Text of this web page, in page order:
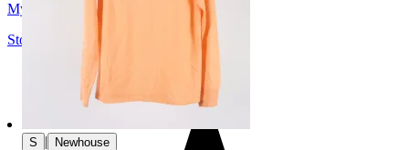
Myrorna
Stockholm
S | Newhouse